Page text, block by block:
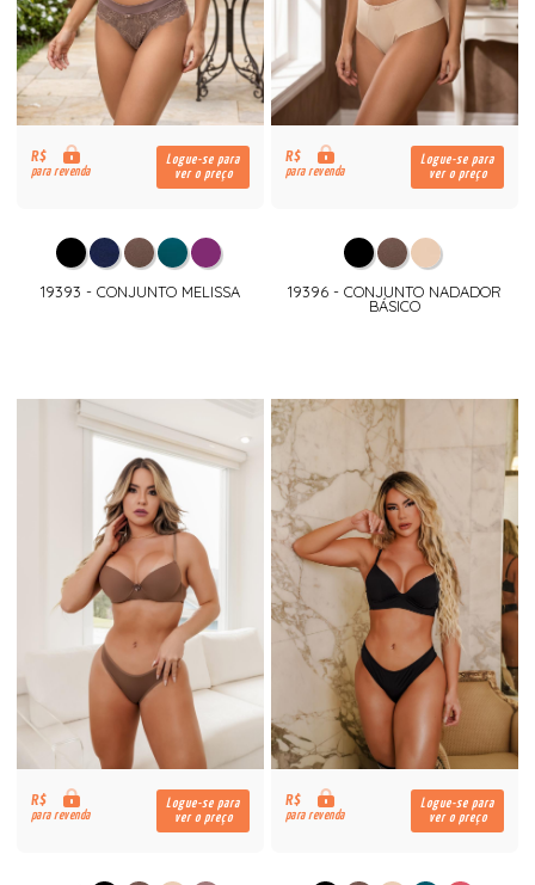
R$
para revenda
Logue-se para
ver o preço
19393 - CONJUNTO MELISSA
R$
para revenda
Logue-se para
ver o preço
19396 - CONJUNTO NADADOR
BÁSICO
R$
para revenda
Logue-se para
ver o preço
R$
para revenda
Logue-se para
ver o preço